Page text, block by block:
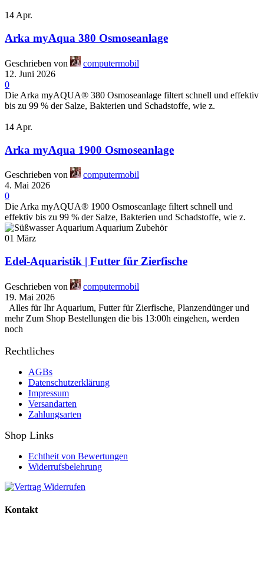
14Apr.
Arka myAqua 380 Osmoseanlage
Geschrieben von
computermobil
12. Juni 2026
0
Die Arka myAQUA® 380 Osmoseanlage filtert schnell und effektiv
bis zu 99 % der Salze, Bakterien und Schadstoffe, wie z.
14 Apr.
Arka myAqua 1900 Osmoseanlage
Geschrieben von
computermobil
4. Mai 2026
0
Die Arka myAQUA® 1900 Osmoseanlage filtert schnell und
effektiv bis zu 99 % der Salze, Bakterien und Schadstoffe, wie z.
01 März
Edel-Aquaristik | Futter für Zierfische
Geschrieben von
computermobil
19. Mai 2026
Alles für Ihr Aquarium, Futter für Zierfische, Planzendünger und
mehr Zum Shop Bestellungen die bis 13:00h eingehen, werden
noch
Rechtliches
AGBs
Datenschutzerklärung
Impressum
Versandarten
Zahlungsarten
Shop Links
Echtheit von Bewertungen
Widerrufsbelehrung
Kontakt